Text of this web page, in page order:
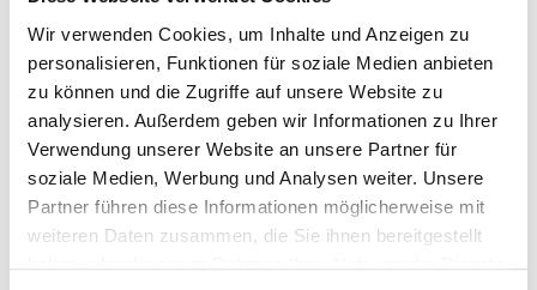
Wir verwenden Cookies, um Inhalte und Anzeigen zu
personalisieren, Funktionen für soziale Medien anbieten
zu können und die Zugriffe auf unsere Website zu
analysieren. Außerdem geben wir Informationen zu Ihrer
Verwendung unserer Website an unsere Partner für
soziale Medien, Werbung und Analysen weiter. Unsere
Partner führen diese Informationen möglicherweise mit
weiteren Daten zusammen, die Sie ihnen bereitgestellt
Ohne Eindruck
Menge eingeben
Die Mindestbestellmenge dieses Artikels ist 5.
9,10 €
(inkl. MwSt. |zzgl. MwSt.)